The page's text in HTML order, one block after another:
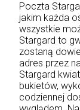
Poczta
jakim każda
wszystkie
Stargard to
zostaną
adres przez
Stargard
bukietów,
codziennej